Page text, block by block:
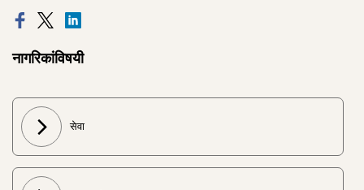
नागरिकांविषयी
सेवा